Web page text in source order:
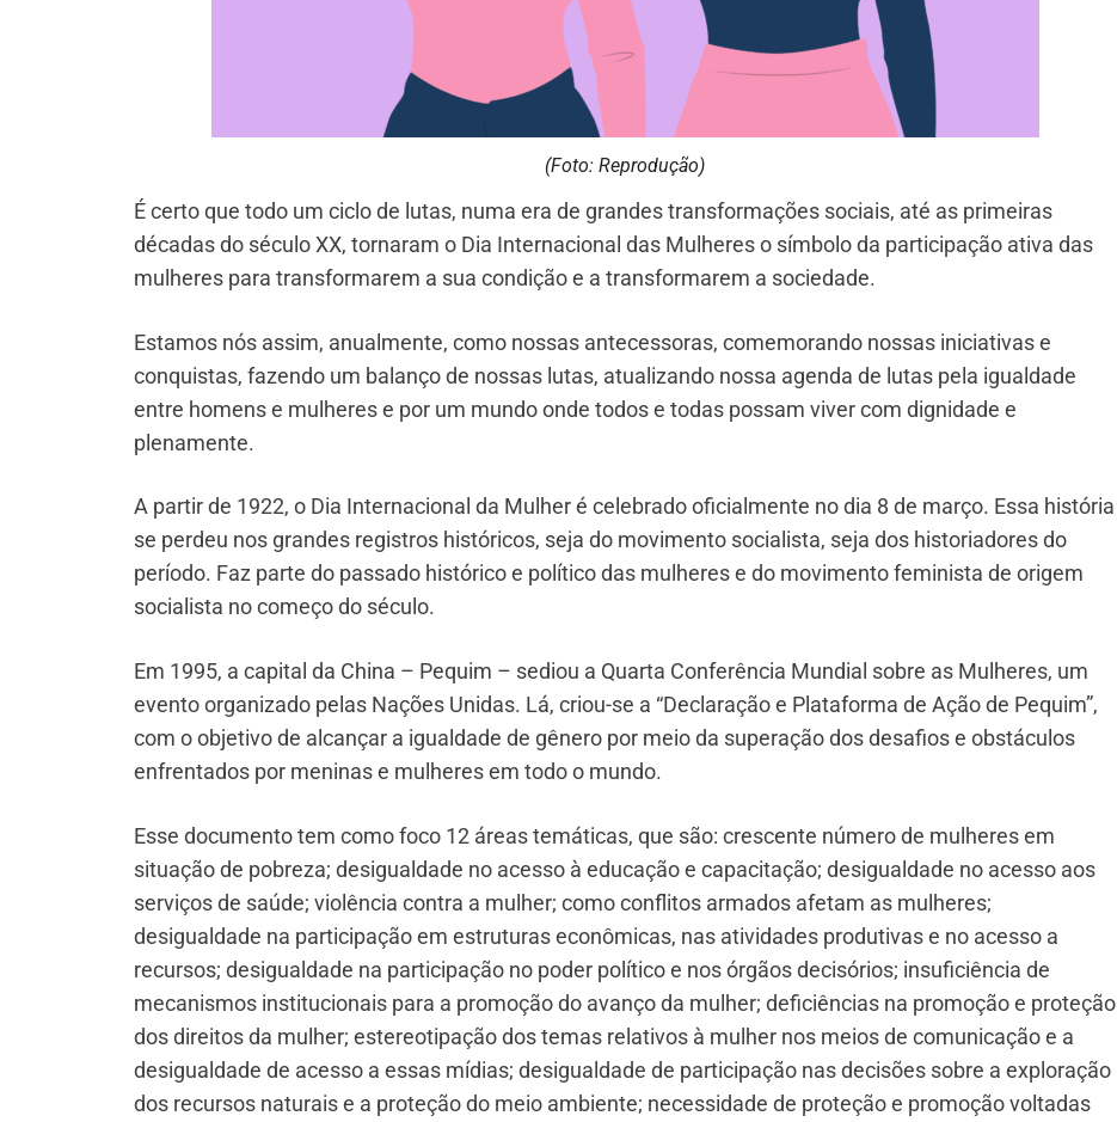
(Foto: Reprodução)
É certo que todo um ciclo de lutas, numa era de grandes transformações sociais, até as primeiras
décadas do século XX, tornaram o Dia Internacional das Mulheres o símbolo da participação ativa das
mulheres para transformarem a sua condição e a transformarem a sociedade.
Estamos nós assim, anualmente, como nossas antecessoras, comemorando nossas iniciativas e
conquistas, fazendo um balanço de nossas lutas, atualizando nossa agenda de lutas pela igualdade
entre homens e mulheres e por um mundo onde todos e todas possam viver com dignidade e
plenamente.
A partir de 1922, o Dia Internacional da Mulher é celebrado oficialmente no dia 8 de março. Essa história
se perdeu nos grandes registros históricos, seja do movimento socialista, seja dos historiadores do
período. Faz parte do passado histórico e político das mulheres e do movimento feminista de origem
socialista no começo do século.
Em 1995, a capital da China – Pequim – sediou a Quarta Conferência Mundial sobre as Mulheres, um
evento organizado pelas Nações Unidas. Lá, criou-se a “Declaração e Plataforma de Ação de Pequim”,
com o objetivo de alcançar a igualdade de gênero por meio da superação dos desafios e obstáculos
enfrentados por meninas e mulheres em todo o mundo.
Esse documento tem como foco 12 áreas temáticas, que são: crescente número de mulheres em
situação de pobreza; desigualdade no acesso à educação e capacitação; desigualdade no acesso aos
serviços de saúde; violência contra a mulher; como conflitos armados afetam as mulheres;
desigualdade na participação em estruturas econômicas, nas atividades produtivas e no acesso a
recursos; desigualdade na participação no poder político e nos órgãos decisórios; insuficiência de
mecanismos institucionais para a promoção do avanço da mulher; deficiências na promoção e proteção
dos direitos da mulher; estereotipação dos temas relativos à mulher nos meios de comunicação e a
desigualdade de acesso a essas mídias; desigualdade de participação nas decisões sobre a exploração
dos recursos naturais e a proteção do meio ambiente; necessidade de proteção e promoção voltadas